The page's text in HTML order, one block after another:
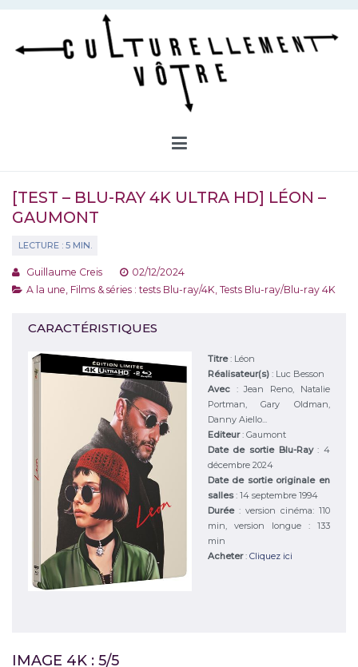
Aller
contenu
[TEST – BLU-RAY 4K ULTRA HD] LÉON –
GAUMONT
Guillaume Creis
02/12/2024
A la une Films & séries : tests Blu-ray/4K Tests Blu-ray/Blu-ray 4K
CARACTÉRISTIQUES
Titre: Léon
Réalisateur(s) : Luc Besson
Avec :Jean Reno, Natalie
Portman, Gary Oldman,
Danny Aiello...
Editeur: Gaumont
Date de sortie Blu-Ray: 4
décembre 2024
Date de sortie originale en
salles: 14 septembre 1994
Durée : version cinéma: 110
min, version longue : 133
min
Acheter: Cliquez ici
IMAGE 4K : 5/5